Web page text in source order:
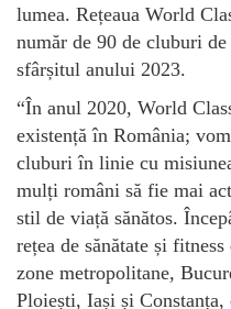
lumea. Rețeaua World
număr de 90 de cluburi
sfârșitul anului 2023.
“În anul 2020, World
existență în România;
cluburi în linie cu
mulți români să fie mai
stil de viață sănătos.
rețea de sănătate și
zone metropolitane,
Ploiești, Iași și